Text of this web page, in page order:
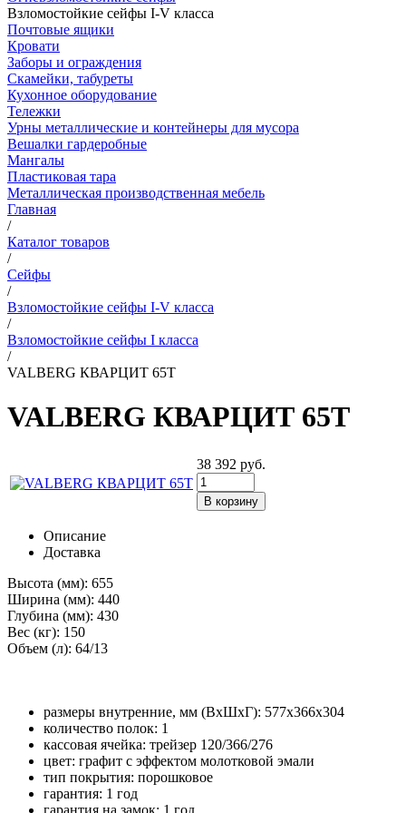
Взломостойкие сейфы I-V класса
Почтовые ящики
Кровати
Заборы и ограждения
Скамейки, табуреты
Кухонное оборудование
Тележки
Урны металлические и контейнеры для мусора
Вешалки гардеробные
Мангалы
Пластиковая тара
Металлическая производственная мебель
Главная
/
Каталог товаров
/
Сейфы
/
Взломостойкие сейфы I-V класса
/
Взломостойкие сейфы I класса
/
VALBERG КВАРЦИТ 65Т
VALBERG КВАРЦИТ 65Т
38 392 руб.
Описание
Доставка
Высота (мм): 655
Ширина (мм): 440
Глубина (мм): 430
Вес (кг): 150
Объем (л): 64/13
размеры внутренние, мм (ВхШхГ): 577x366x304
количество полок: 1
кассовая ячейка: трейзер 120/366/276
цвет: графит с эффектом молотковой эмали
тип покрытия: порошковое
гарантия: 1 год
гарантия на замок: 1 год